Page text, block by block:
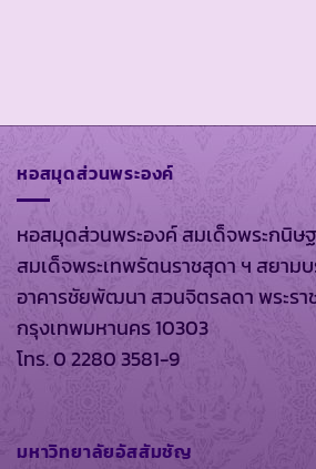
หอสมุดส่วนพระองค์
หอสมุดส่วนพระองค์ สมเด็จพระกนิษฐ
สมเด็จพระเทพรัตนราชสุดา ฯ สยาม
อาคารชัยพัฒนา สวนจิตรลดา พระร
กรุงเทพมหานคร 10303
โทร. 0 2280 3581-9
มหาวิทยาลัยอัสสัมชัญ